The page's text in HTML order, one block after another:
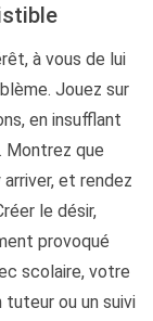
à vous de lui
Jouez sur
en insufflant
Montrez que
et rendez
le désir,
provoqué
scolaire, votre
ou un suivi